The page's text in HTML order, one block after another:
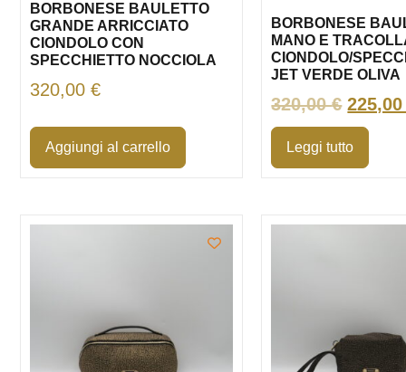
BORBONESE BAULETTO
GRANDE ARRICCIATO
CIONDOLO CON
SPECCHIETTO NOCCIOLA
320,00€
Aggiungi al carrello
BORBONESE
MANO E
CIONDOLO/
JET VERDE OLIVA
320,00€
Leggi tutto